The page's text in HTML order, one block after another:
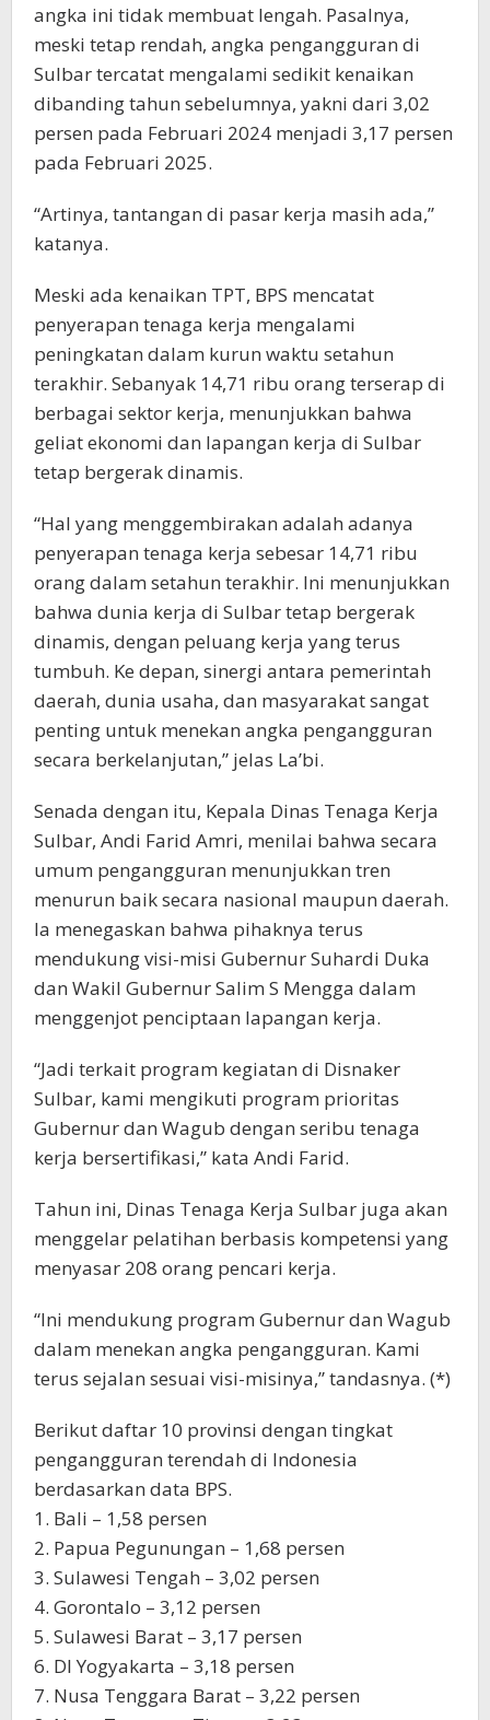
angka ini tidak membuat lengah. Pasalnya,
meski tetap rendah, angka pengangguran di
Sulbar tercatat mengalami sedikit kenaikan
dibanding tahun sebelumnya, yakni dari 3,02
persen pada Februari 2024 menjadi 3,17 persen
pada Februari 2025.
“Artinya, tantangan di pasar kerja masih ada,”
katanya.
Meski ada kenaikan TPT, BPS mencatat
penyerapan tenaga kerja mengalami
peningkatan dalam kurun waktu setahun
terakhir. Sebanyak 14,71 ribu orang terserap di
berbagai sektor kerja, menunjukkan bahwa
geliat ekonomi dan lapangan kerja di Sulbar
tetap bergerak dinamis.
“Hal yang menggembirakan adalah adanya
penyerapan tenaga kerja sebesar 14,71 ribu
orang dalam setahun terakhir. Ini menunjukkan
bahwa dunia kerja di Sulbar tetap bergerak
dinamis, dengan peluang kerja yang terus
tumbuh. Ke depan, sinergi antara pemerintah
daerah, dunia usaha, dan masyarakat sangat
penting untuk menekan angka pengangguran
secara berkelanjutan,” jelas La’bi.
Senada dengan itu, Kepala Dinas Tenaga Kerja
Sulbar, Andi Farid Amri, menilai bahwa secara
umum pengangguran menunjukkan tren
menurun baik secara nasional maupun daerah.
Ia menegaskan bahwa pihaknya terus
mendukung visi-misi Gubernur Suhardi Duka
dan Wakil Gubernur Salim S Mengga dalam
menggenjot penciptaan lapangan kerja.
“Jadi terkait program kegiatan di Disnaker
Sulbar, kami mengikuti program prioritas
Gubernur dan Wagub dengan seribu tenaga
kerja bersertifikasi,” kata Andi Farid.
Tahun ini, Dinas Tenaga Kerja Sulbar juga akan
menggelar pelatihan berbasis kompetensi yang
menyasar 208 orang pencari kerja.
“Ini mendukung program Gubernur dan Wagub
dalam menekan angka pengangguran. Kami
terus sejalan sesuai visi-misinya,” tandasnya. (*)
Berikut daftar 10 provinsi dengan tingkat
pengangguran terendah di Indonesia
berdasarkan data BPS.
1. Bali – 1,58 persen
2. Papua Pegunungan – 1,68 persen
3. Sulawesi Tengah – 3,02 persen
4. Gorontalo – 3,12 persen
5. Sulawesi Barat – 3,17 persen
6. DI Yogyakarta – 3,18 persen
7. Nusa Tenggara Barat – 3,22 persen